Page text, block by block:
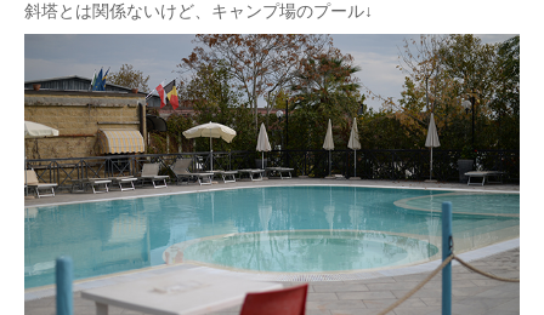
斜塔とは関係ないけど、キャンプ場のプール↓